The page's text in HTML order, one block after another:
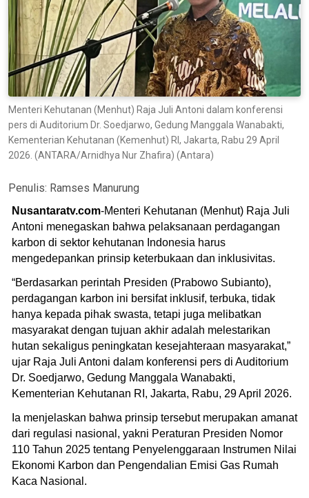
Menteri Kehutanan (Menhut) Raja Juli Antoni dalam konferensi
pers di Auditorium Dr. Soedjarwo, Gedung Manggala Wanabakti,
Kementerian Kehutanan (Kemenhut) RI, Jakarta, Rabu 29 April
2026. (ANTARA/Arnidhya Nur Zhafira) (Antara)
Penulis: Ramses Manurung
Nusantaratv.com-Menteri Kehutanan (Menhut) Raja Juli
Antoni menegaskan bahwa pelaksanaan perdagangan
karbon di sektor kehutanan Indonesia harus
mengedepankan prinsip keterbukaan dan inklusivitas.
“Berdasarkan perintah Presiden (Prabowo Subianto),
perdagangan karbon ini bersifat inklusif, terbuka, tidak
hanya kepada pihak swasta, tetapi juga melibatkan
masyarakat dengan tujuan akhir adalah melestarikan
hutan sekaligus peningkatan kesejahteraan masyarakat,”
ujar Raja Juli Antoni dalam konferensi pers di Auditorium
Dr. Soedjarwo, Gedung Manggala Wanabakti,
Kementerian Kehutanan RI, Jakarta, Rabu, 29 April 2026.
Ia menjelaskan bahwa prinsip tersebut merupakan amanat
dari regulasi nasional, yakni Peraturan Presiden Nomor
110 Tahun 2025 tentang Penyelenggaraan Instrumen Nilai
Ekonomi Karbon dan Pengendalian Emisi Gas Rumah
Kaca Nasional.